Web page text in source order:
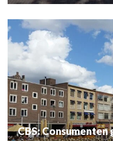
CBS: Consumenten